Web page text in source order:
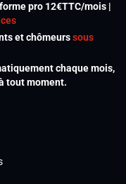
pro 12€TTC/mois |
et chômeurssous
chaque mois,
tout moment.